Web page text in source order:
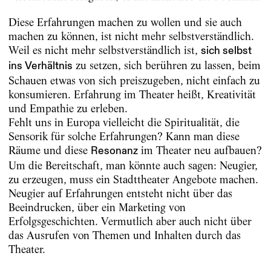
Diese Erfahrungen machen zu wollen und sie auch
machen zu können, ist nicht mehr selbstverständlich.
Weil es nicht mehr selbstverständlich ist, sich selbst
ins Verhältnis zu setzen, sich berühren zu lassen, beim
Schauen etwas von sich preiszugeben, nicht einfach zu
konsumieren. Erfahrung im Theater heißt, Kreativität
und Empathie zu erleben.
Fehlt uns in Europa vielleicht die Spiritualität, die
Sensorik für solche Erfahrungen? Kann man diese
Räume und diese Resonanzim Theater neu aufbauen?
Um die Bereitschaft, man könnte auch sagen: Neugier,
zu erzeugen, muss ein Stadttheater Angebote machen.
Neugier auf Erfahrungen entsteht nicht über das
Beeindrucken, über ein Marketing von
Erfolgsgeschichten. Vermutlich aber auch nicht über
das Ausrufen von Themen und Inhalten durch das
Theater.